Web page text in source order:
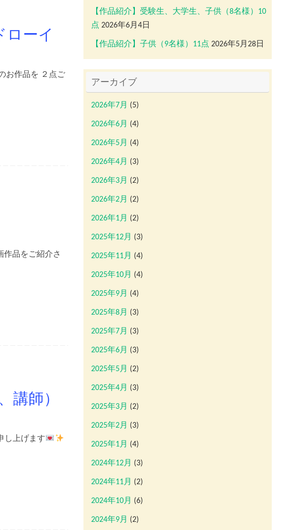
ローイ
お作品を ２点ご
品をご紹介さ
講師）
し上げます
【作品紹介】受験生、大学生、子供（8名様）10
点 2026年6月4日
【作品紹介】子供（9名様）11点 2026年5月28日
アーカイブ
2026年7月 (5)
2026年6月 (4)
2026年5月 (4)
2026年4月 (3)
2026年3月 (2)
2026年2月 (2)
2026年1月 (2)
2025年12月 (3)
2025年11月 (4)
2025年10月 (4)
2025年9月 (4)
2025年8月 (3)
2025年7月 (3)
2025年6月 (3)
2025年5月 (2)
2025年4月 (3)
2025年3月 (2)
2025年2月 (3)
2025年1月 (4)
2024年12月 (3)
2024年11月 (2)
2024年10月 (6)
2024年9月 (2)